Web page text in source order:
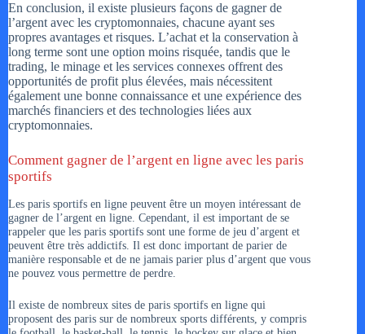
En conclusion, il existe plusieurs façons de gagner de
l’argent avec les cryptomonnaies, chacune ayant ses
propres avantages et risques. L’achat et la conservation à
long terme sont une option moins risquée, tandis que le
trading, le minage et les services connexes offrent des
opportunités de profit plus élevées, mais nécessitent
également une bonne connaissance et une expérience des
marchés financiers et des technologies liées aux
cryptomonnaies.
Comment gagner de l’argent en ligne avec les paris
sportifs
Les paris sportifs en ligne peuvent être un moyen intéressant de
gagner de l’argent en ligne. Cependant, il est important de se
rappeler que les paris sportifs sont une forme de jeu d’argent et
peuvent être très addictifs. Il est donc important de parier de
manière responsable et de ne jamais parier plus d’argent que vous
ne pouvez vous permettre de perdre.
Il existe de nombreux sites de paris sportifs en ligne qui
proposent des paris sur de nombreux sports différents, y compris